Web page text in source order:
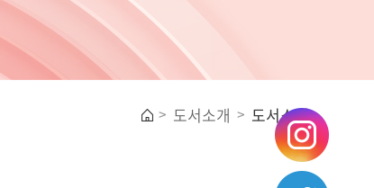
도서소개 도서소개